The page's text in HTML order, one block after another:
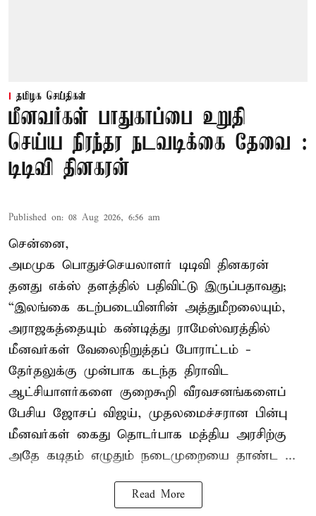
தமிழக செய்திகள்
மீனவர்கள் பாதுகாப்பை உறுதி
செய்ய நிரந்தர நடவடிக்கை தேவை :
டிடிவி தினகரன்
Published on: 08 Aug 2026, 6:56 am
சென்னை,
அமமுக பொதுச்செயலாளர் டிடிவி தினகரன்
தனது எக்ஸ் தளத்தில் பதிவிட்டு இருப்பதாவது;
“இலங்கை கடற்படையினரின் அத்துமீறலையும்,
அராஜகத்தையும் கண்டித்து ராமேஸ்வரத்தில்
மீனவர்கள் வேலைநிறுத்தப் போராட்டம் -
தேர்தலுக்கு முன்பாக கடந்த திராவிட
ஆட்சியாளர்களை குறைகூறி வீரவசனங்களைப்
பேசிய ஜோசப் விஜய், முதலமைச்சரான பின்பு
மீனவர்கள் கைது தொடர்பாக மத்திய அரசிற்கு
அதே கடிதம் எழுதும் நடைமுறையை தாண்ட ...
Read More